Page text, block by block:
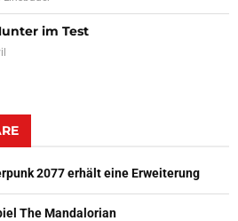
im Test
2077 erhält eine Erweiterung
The Mandalorian